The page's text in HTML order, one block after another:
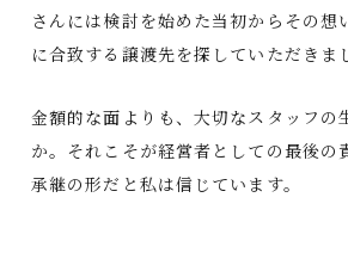
さんには検討を始めた当初からその想
に合致する譲渡先を探していただきま
金額的な面よりも、大切なスタッフの
か。それこそが経営者としての最後の
承継の形だと私は信じています。